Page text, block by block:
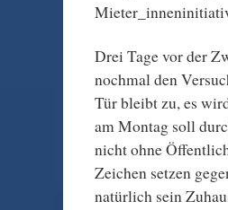
Drei Tage vor der
nochmal den
Tür bleibt zu, es
am Montag soll
nicht ohne
Zeichen setzen
natürlich sein